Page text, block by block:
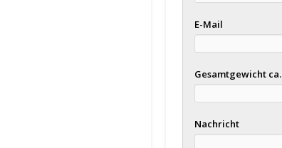
E-Mail
Gesamtgewicht ca.
Nachricht